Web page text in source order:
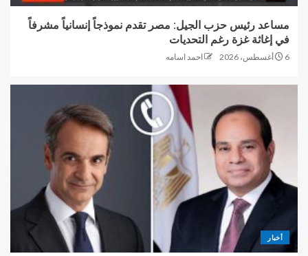
مساعد رئيس حزب الجيل: مصر تقدم نموذجاً إنسانياً مشرفاً
في إغاثة غزة رغم التحديات
6 أغسطس، 2026 احمد اسامه
أخبار